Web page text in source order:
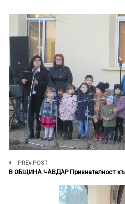
PREV POST
В ОБЩИНА ЧАВДАР Признателност